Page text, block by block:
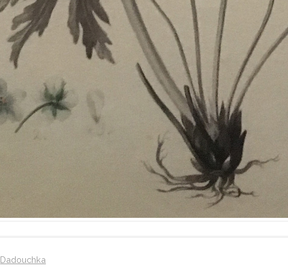
Dadouchka